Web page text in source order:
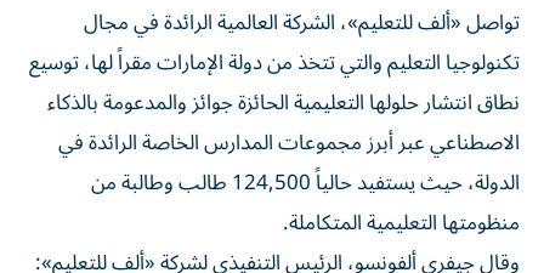
تواصل «ألف للتعليم»، الشركة العالمية الرائدة في مجال
تكنولوجيا التعليم والتي تتخذ من دولة الإمارات مقراً لها، توسيع
نطاق انتشار حلولها التعليمية الحائزة جوائز والمدعومة بالذكاء
الاصطناعي عبر أبرز مجموعات المدارس الخاصة الرائدة في
الدولة، حيث يستفيد حالياً 124,500 طالب وطالبة من
منظومتها التعليمية المتكاملة.
وقال جيفري ألفونسو، الرئيس التنفيذي لشركة «ألف للتعليم»: